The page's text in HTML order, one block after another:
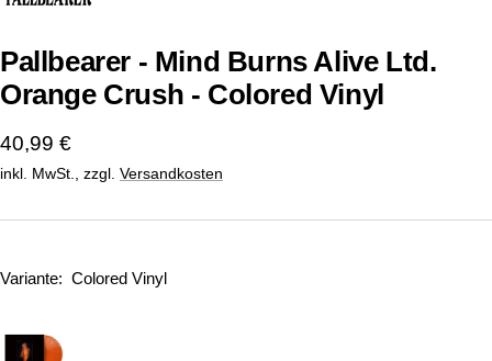
Pallbearer - Mind Burns Alive Ltd.
Orange Crush - Colored Vinyl
Angebotspreis
40,99 €
inkl. MwSt., zzgl. Versandkosten
Variante: Colored Vinyl